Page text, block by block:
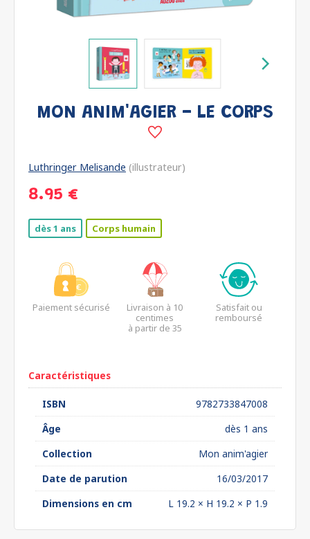
MON ANIM'AGIER - LE CORPS
Luthringer Melisande (illustrateur)
8.95 €
dès 1 ans Corps humain
Paiement sécurisé
Livraison à 10
centimes
à partir de 35
Satisfait ou
remboursé
Caractéristiques
ISBN
9782733847008
Âge
dès 1 ans
Collection
Mon anim'agier
Date de parution
16/03/2017
Dimensions en cm
L 19.2 × H 19.2 × P 1.9